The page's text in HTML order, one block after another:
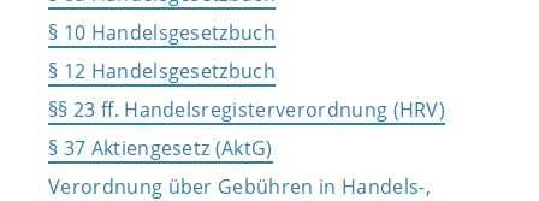
§ 10 Handelsgesetzbuch
§ 12 Handelsgesetzbuch
§§ 23 ff. Handelsregisterverordnung (HRV)
§ 37 Aktiengesetz (AktG)
Verordnung über Gebühren in Handels-,